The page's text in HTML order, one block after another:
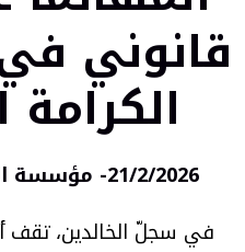
قانوني
الكرامة
21/2/2026- مؤسسة الاتحاد من أجل العدالة
في سجلّ الخالدين،